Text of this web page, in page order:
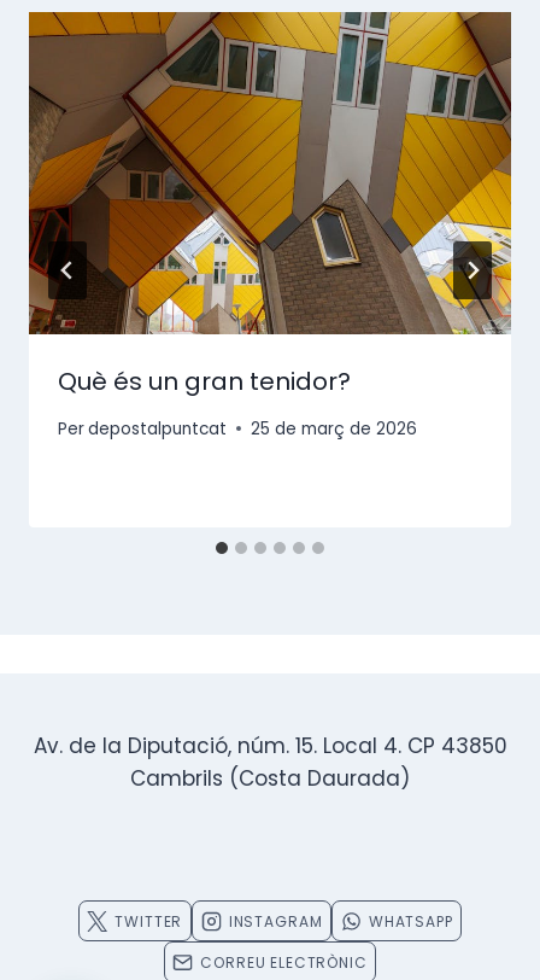
Què és un gran tenidor?
Perdepostalpuntcat 25 de març de 2026
Av. de la Diputació, núm. 15. Local 4. CP 43850
Cambrils (Costa Daurada)
TWITTER INSTAGRAM
WHATSAPP
CORREU ELECTRÒNIC